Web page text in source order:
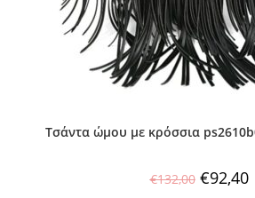
Τσάντα ώμου με κρόσσια
€132,00 €92,40